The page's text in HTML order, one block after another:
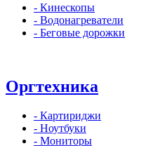
- Кинескопы
- Водонагреватели
- Беговые дорожки
Оргтехника
- Картириджи
- Ноутбуки
- Мониторы